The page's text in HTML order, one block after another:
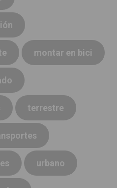
montar en bici
terrestre
urbano